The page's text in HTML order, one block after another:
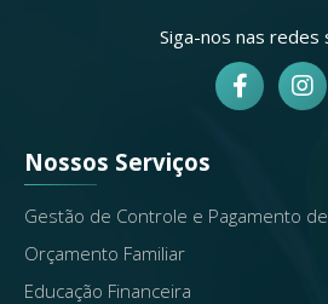
Siga-nos nas redes
Nossos Serviços
Gestão de Controle e Pagamento
Orçamento Familiar
Educação Financeira